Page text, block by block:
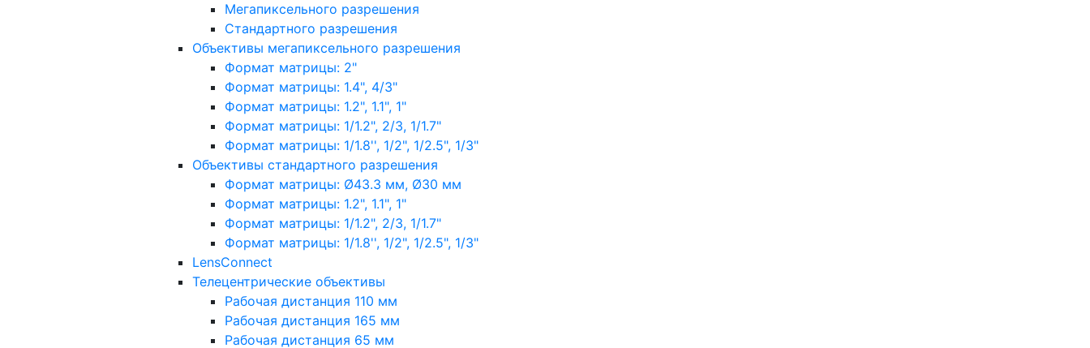
Мегапиксельного разрешения
Стандартного разрешения
Объективы мегапиксельного разрешения
Формат матрицы: 2"
Формат матрицы: 1.4", 4/3"
Формат матрицы: 1.2", 1.1", 1"
Формат матрицы: 1/1.2", 2/3, 1/1.7"
Формат матрицы: 1/1.8'', 1/2", 1/2.5", 1/3"
Объективы стандартного разрешения
Формат матрицы: Ø43.3 мм, Ø30 мм
Формат матрицы: 1.2", 1.1", 1"
Формат матрицы: 1/1.2", 2/3, 1/1.7"
Формат матрицы: 1/1.8'', 1/2", 1/2.5", 1/3"
LensConnect
Телецентрические объективы
Рабочая дистанция 110 мм
Рабочая дистанция 165 мм
Рабочая дистанция 65 мм